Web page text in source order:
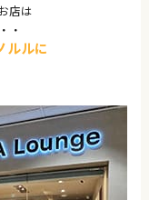
店は
・
ルルに